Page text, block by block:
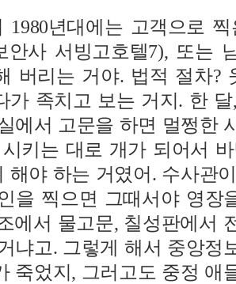
1980년대에는 고객으로
안사 서빙고호텔7), 또는
버리는 거야. 법적 절차?
가 족치고 보는 거지. 한
에서 고문을 하면 멀쩡한
키는 대로 개가 되어서
해야 하는 거였어. 수사관
을 찍으면 그때서야 영장
에서 물고문, 칠성판에서
냐고. 그렇게 해서 중앙정
죽었지, 그러고도 중정 애